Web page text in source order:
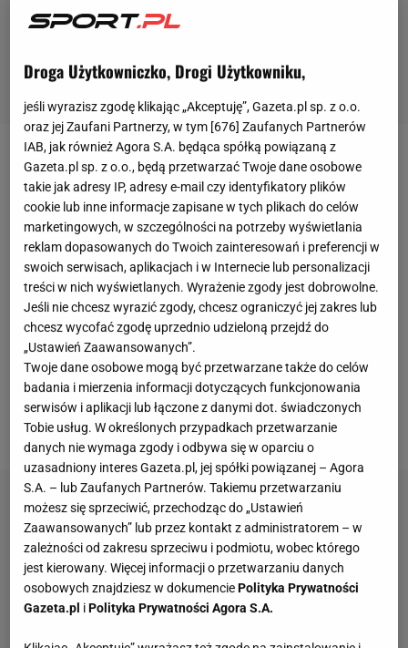
Za nami eliminacje do mistrzostw Europy, które
odbędą się w dniach 14 czerwca - 14 lipca
przyszłego roku w Niemczech. Poza gospodarzem
znamy pozostałe 20 drużyn, które wywalczyło
bezpośredni awans naEuro 2024. Zostały już tylko
trzy wolne miejsca dla zespołów znajdujących się w
barażach. Uczestników tego turnieju wyłonią trzy
ścieżki barażowe, a w jednej z nich znajduje się
reprezentacja Polski, która mimo zajęcia trzeciego
miejsca w grupie E miała pewne baraże przez
obecność w dywizji A Ligi Narodów.
Droga Użytkowniczko, Drogi Użytkowniku,
jeśli wyrazisz zgodę klikając „Akceptuję”, Gazeta.pl sp. z o.o.
oraz jej Zaufani Partnerzy, w tym [676] Zaufanych Partnerów
IAB, jak również Agora S.A. będąca spółką powiązaną z
Gazeta.pl sp. z o.o., będą przetwarzać Twoje dane osobowe
takie jak adresy IP, adresy e-mail czy identyfikatory plików
cookie lub inne informacje zapisane w tych plikach do celów
marketingowych, w szczególności na potrzeby wyświetlania
reklam dopasowanych do Twoich zainteresowań i preferencji w
swoich serwisach, aplikacjach i w Internecie lub personalizacji
treści w nich wyświetlanych. Wyrażenie zgody jest dobrowolne.
Jeśli nie chcesz wyrazić zgody, chcesz ograniczyć jej zakres lub
chcesz wycofać zgodę uprzednio udzieloną przejdź do
„Ustawień Zaawansowanych”.
Twoje dane osobowe mogą być przetwarzane także do celów
badania i mierzenia informacji dotyczących funkcjonowania
serwisów i aplikacji lub łączone z danymi dot. świadczonych
Tobie usług. W określonych przypadkach przetwarzanie
danych nie wymaga zgody i odbywa się w oparciu o
uzasadniony interes Gazeta.pl, jej spółki powiązanej – Agora
S.A. – lub Zaufanych Partnerów. Takiemu przetwarzaniu
możesz się sprzeciwić, przechodząc do „Ustawień
Zaawansowanych” lub przez kontakt z administratorem – w
zależności od zakresu sprzeciwu i podmiotu, wobec którego
jest kierowany. Więcej informacji o przetwarzaniu danych
osobowych znajdziesz w dokumenciePolityka Prywatności
Gazeta.pl iPolityka Prywatności Agora S.A.